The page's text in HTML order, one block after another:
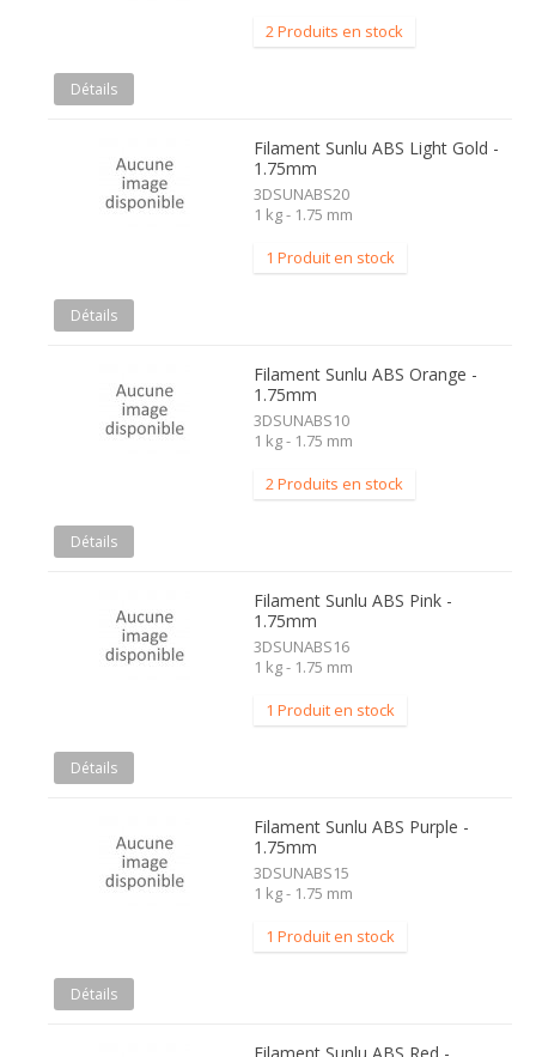
2 Produits en stock
Détails
Filament Sunlu ABS Light Gold -
1.75mm
3DSUNABS20
1 kg - 1.75 mm
1 Produit en stock
Détails
Filament Sunlu ABS Orange -
1.75mm
3DSUNABS10
1 kg - 1.75 mm
2 Produits en stock
Détails
Filament Sunlu ABS Pink -
1.75mm
3DSUNABS16
1 kg - 1.75 mm
1 Produit en stock
Détails
Filament Sunlu ABS Purple -
1.75mm
3DSUNABS15
1 kg - 1.75 mm
1 Produit en stock
Détails